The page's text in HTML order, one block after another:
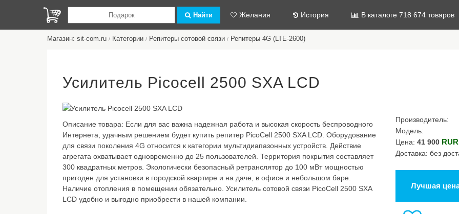
Найти Желания История В каталоге 718 674 товаров
Магазин: sit-com.ru / Категории / Репитеры сотовой связи / Репитеры 4G (LTE-2600)
Усилитель Picocell 2500 SXA LCD
Описание товара: Если для вас важна надежная работа и высокая скорость беспроводного
Интернета, удачным решением будет купить репитер PicoCell 2500 SXA LCD. Оборудование
для связи поколения 4G относится к категории мультидиапазонных устройств. Действие
агрегата охватывает одновременно до 25 пользователей. Территория покрытия составляет
300 квадратных метров. Экологически безопасный ретранслятор до 100 мВт мощностью
пригоден для установки в городской квартире и на даче, в офисе и небольшом баре.
Наличие отопления в помещении обязательно. Усилитель сотовой связи PicoCell 2500 SXA
LCD удобно и выгодно приобрести в нашей компании.
Производитель:
Модель:
Цена: 41 900 RUR
Доставка: без
Лучшая